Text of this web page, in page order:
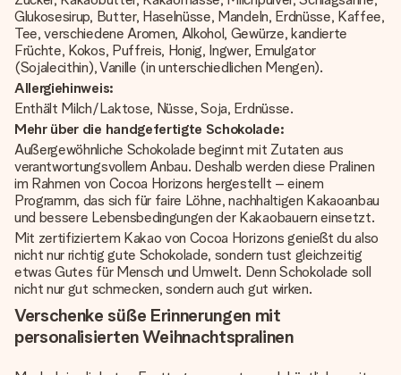
Glukosesirup, Butter, Haselnüsse, Mandeln, Erdnüsse, Kaffee,
Tee, verschiedene Aromen, Alkohol, Gewürze, kandierte
Früchte, Kokos, Puffreis, Honig, Ingwer, Emulgator
(Sojalecithin), Vanille (in unterschiedlichen Mengen).
Allergiehinweis:
Enthält Milch/Laktose, Nüsse, Soja, Erdnüsse.
Mehr über die handgefertigte Schokolade:
Außergewöhnliche Schokolade beginnt mit Zutaten aus
verantwortungsvollem Anbau. Deshalb werden diese Pralinen
im Rahmen von Cocoa Horizons hergestellt – einem
Programm, das sich für faire Löhne, nachhaltigen Kakaoanbau
und bessere Lebensbedingungen der Kakaobauern einsetzt.
Mit zertifiziertem Kakao von Cocoa Horizons genießt du also
nicht nur richtig gute Schokolade, sondern tust gleichzeitig
etwas Gutes für Mensch und Umwelt. Denn Schokolade soll
nicht nur gut schmecken, sondern auch gut wirken.
Verschenke süße Erinnerungen mit
personalisierten Weihnachtspralinen